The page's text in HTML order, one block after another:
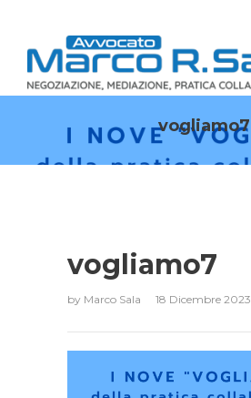
vogliamo7
vogliamo7
by Marco Sala 18 Dicembre 2023